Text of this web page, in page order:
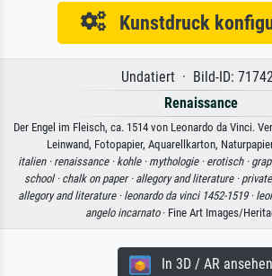
Kunstdruck
Undatiert · Bild-ID:
Renaissance
Der Engel im Fleisch, ca. 1514 von Leonardo da Vinci.
Leinwand, Fotopapier, Aquarellkarton,
italien · renaissance · kohle · mythologie · erotisch ·
school · chalk on paper · allegory and literature ·
allegory and literature · leonardo da vinci 1452-1519 ·
angelo incarnato· Fine Art Images/
In 3D / AR ansehen